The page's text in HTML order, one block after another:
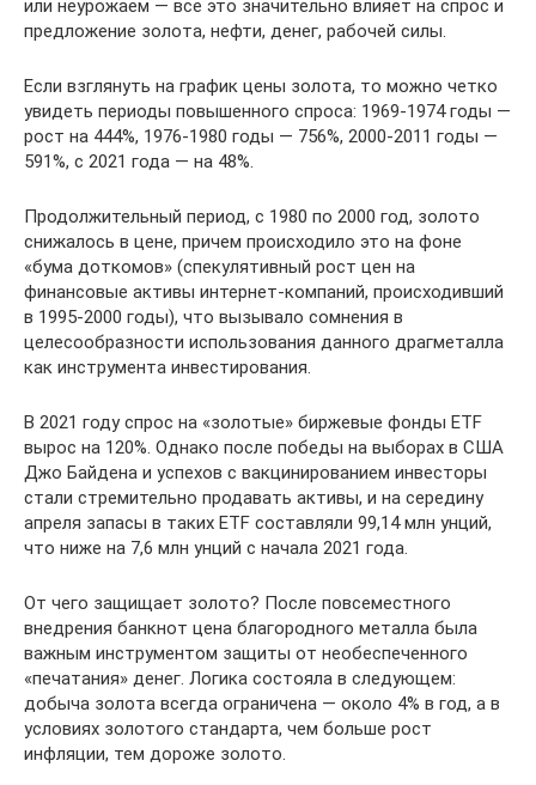
или неурожаем — все это значительно влияет на спрос и
предложение золота, нефти, денег, рабочей силы.
Если взглянуть на график цены золота, то можно четко
увидеть периоды повышенного спроса: 1969-1974 годы —
рост на 444%, 1976-1980 годы — 756%, 2000-2011 годы —
591%, c 2021 года — на 48%.
Продолжительный период, с 1980 по 2000 год, золото
снижалось в цене, причем происходило это на фоне
«бума доткомов» (спекулятивный рост цен на
финансовые активы интернет-компаний, происходивший
в 1995-2000 годы), что вызывало сомнения в
целесообразности использования данного драгметалла
как инструмента инвестирования.
В 2021 году спрос на «золотые» биржевые фонды ETF
вырос на 120%. Однако после победы на выборах в США
Джо Байдена и успехов с вакцинированием инвесторы
стали стремительно продавать активы, и на середину
апреля запасы в таких ETF составляли 99,14 млн унций,
что ниже на 7,6 млн унций с начала 2021 года.
От чего защищает золото? После повсеместного
внедрения банкнот цена благородного металла была
важным инструментом защиты от необеспеченного
«печатания» денег. Логика состояла в следующем:
добыча золота всегда ограничена — около 4% в год, а в
условиях золотого стандарта, чем больше рост
инфляции, тем дороже золото.